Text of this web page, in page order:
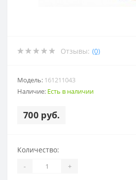
Отзывы: (0)
Модель: 161211043
Наличие: Есть в наличии
700 руб.
Количество:
- +